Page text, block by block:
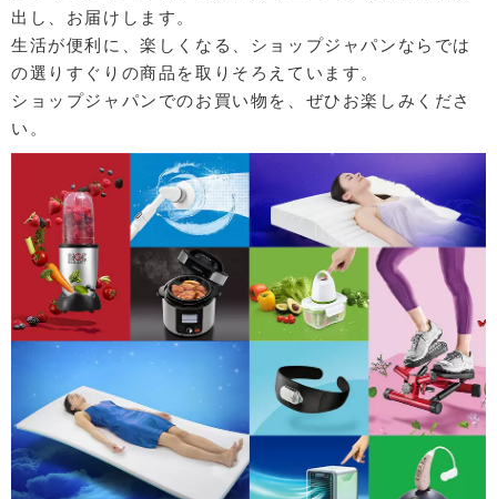
出し、お届けします。
生活が便利に、楽しくなる、ショップジャパンならでは
の選りすぐりの商品を取りそろえています。
ショップジャパンでのお買い物を、ぜひお楽しみくださ
い。